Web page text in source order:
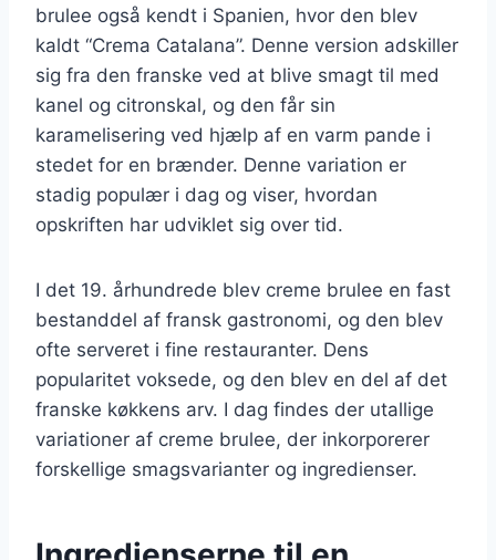
brulee også kendt i Spanien, hvor den blev
kaldt “Crema Catalana”. Denne version adskiller
sig fra den franske ved at blive smagt til med
kanel og citronskal, og den får sin
karamelisering ved hjælp af en varm pande i
stedet for en brænder. Denne variation er
stadig populær i dag og viser, hvordan
opskriften har udviklet sig over tid.
I det 19. århundrede blev creme brulee en fast
bestanddel af fransk gastronomi, og den blev
ofte serveret i fine restauranter. Dens
popularitet voksede, og den blev en del af det
franske køkkens arv. I dag findes der utallige
variationer af creme brulee, der inkorporerer
forskellige smagsvarianter og ingredienser.